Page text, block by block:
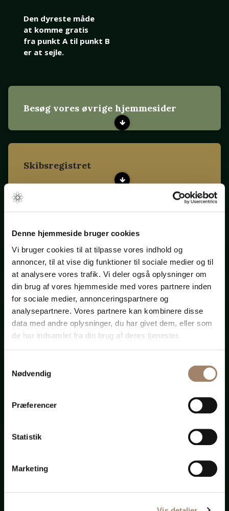
Denne hjemmeside bruger cookies
Vi bruger cookies til at tilpasse vores indhold og
annoncer, til at vise dig funktioner til sociale medier og til
at analysere vores trafik. Vi deler også oplysninger om
din brug af vores hjemmeside med vores partnere inden
for sociale medier, annonceringspartnere og
analysepartnere. Vores partnere kan kombinere disse
data med andre oplysninger, du har givet dem, eller som
de har indsamlet fra din brug af deres tjenester.
Nødvendig
Præferencer
Statistik
Marketing
Den dyreste måde
at komme gratis
fra punkt A til punkt B
er at sejle.
Besøg vores øvrige hjemmesider
Skibsregistret
Du finder også bådadvokaten.dk ...
Download købs- eller salgskontrakt
Formaliteter
Fejl og
mangler
There is no more thrilling experience